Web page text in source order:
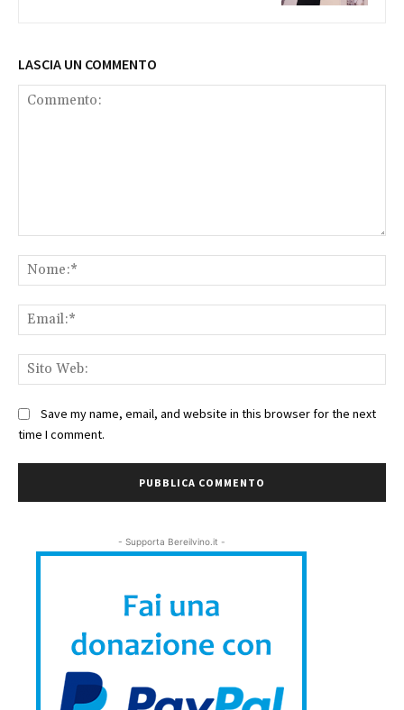
LASCIA UN COMMENTO
Save my name, email, and website in this browser for the next
time I comment.
- Supporta Bereilvino.it -